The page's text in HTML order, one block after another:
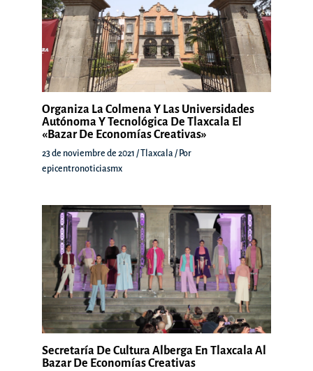
Organiza La Colmena Y Las Universidades
Autónoma Y Tecnológica De Tlaxcala El
«Bazar De Economías Creativas»
23 de noviembre de 2021 /Tlaxcala / Por
epicentronoticiasmx
Secretaría De Cultura Alberga En Tlaxcala Al
Bazar De Economías Creativas